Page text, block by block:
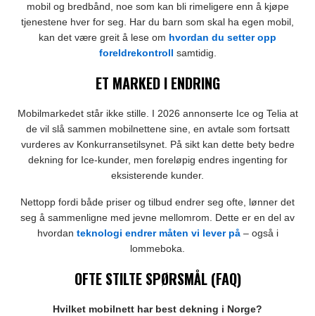
mobil og bredbånd, noe som kan bli rimeligere enn å kjøpe
tjenestene hver for seg. Har du barn som skal ha egen mobil,
kan det være greit å lese om hvordan du setter opp
foreldrekontroll samtidig.
ET MARKED I ENDRING
Mobilmarkedet står ikke stille. I 2026 annonserte Ice og Telia at
de vil slå sammen mobilnettene sine, en avtale som fortsatt
vurderes av Konkurransetilsynet. På sikt kan dette bety bedre
dekning for Ice-kunder, men foreløpig endres ingenting for
eksisterende kunder.
Nettopp fordi både priser og tilbud endrer seg ofte, lønner det
seg å sammenligne med jevne mellomrom. Dette er en del av
hvordan teknologi endrer måten vi lever på– også i
lommeboka.
OFTE STILTE SPØRSMÅL (FAQ)
Hvilket mobilnett har best dekning i Norge?